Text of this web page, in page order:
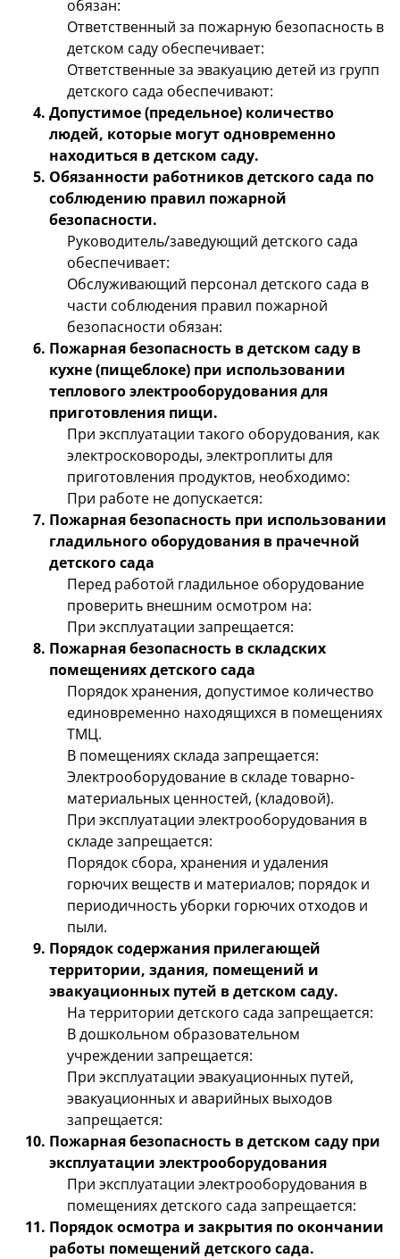
обязан:
Ответственный за пожарную безопасность в
детском саду обеспечивает:
Ответственные за эвакуацию детей из групп
детского сада обеспечивают:
Допустимое (предельное) количество
людей, которые могут одновременно
находиться в детском саду.
Обязанности работников детского сада по
соблюдению правил пожарной
безопасности.
Руководитель/заведующий детского сада
обеспечивает:
Обслуживающий персонал детского сада в
части соблюдения правил пожарной
безопасности обязан:
Пожарная безопасность в детском саду в
кухне (пищеблоке) при использовании
теплового электрооборудования для
приготовления пищи.
При эксплуатации такого оборудования, как
электросковороды, электроплиты для
приготовления продуктов, необходимо:
При работе не допускается:
Пожарная безопасность при использовании
гладильного оборудования в прачечной
детского сада
Перед работой гладильное оборудование
проверить внешним осмотром на:
При эксплуатации запрещается:
Пожарная безопасность в складских
помещениях детского сада
Порядок хранения, допустимое количество
единовременно находящихся в помещениях
ТМЦ.
В помещениях склада запрещается:
Электрооборудование в складе товарно-
материальных ценностей, (кладовой).
При эксплуатации электрооборудования в
складе запрещается:
Порядок сбора, хранения и удаления
горючих веществ и материалов; порядок и
периодичность уборки горючих отходов и
пыли.
Порядок содержания прилегающей
территории, здания, помещений и
эвакуационных путей в детском саду.
На территории детского сада запрещается:
В дошкольном образовательном
учреждении запрещается:
При эксплуатации эвакуационных путей,
эвакуационных и аварийных выходов
запрещается:
Пожарная безопасность в детском саду при
эксплуатации электрооборудования
При эксплуатации электрооборудования в
помещениях детского сада запрещается:
Порядок осмотра и закрытия по окончании
работы помещений детского сада.